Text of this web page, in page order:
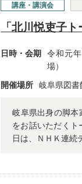
講座・講演会
「北川悦吏子
日時・会期
令和元
場）
開催場所
岐阜県図
岐阜県出身の脚本
をお話いただく
日は、ＮＨＫ連続